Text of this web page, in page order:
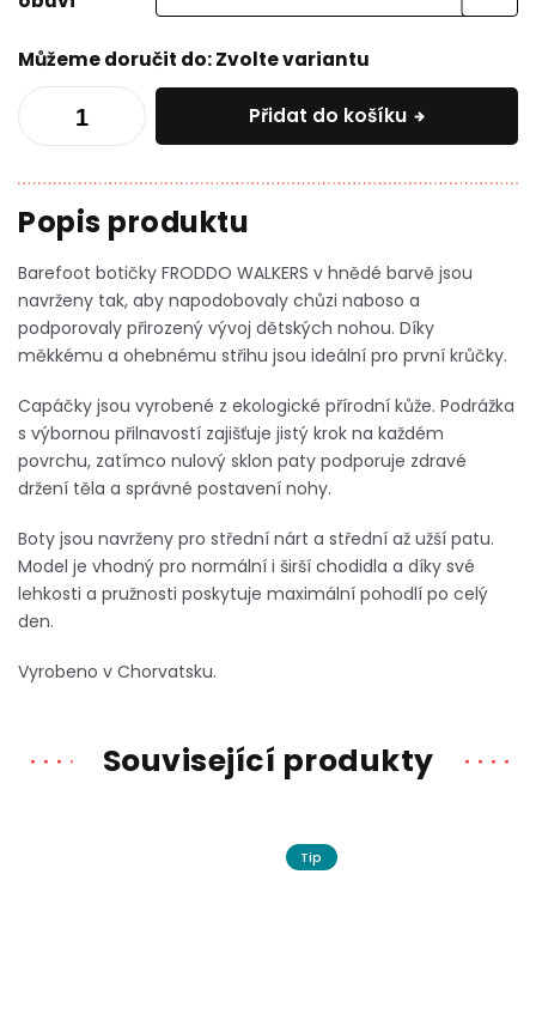
Můžeme doručit do:Zvolte variantu
Přidat do košíku
Barefoot botičky FRODDO WALKERS v hnědé barvě jsou
navrženy tak, aby napodobovaly chůzi naboso a
podporovaly přirozený vývoj dětských nohou. Díky
měkkému a ohebnému střihu jsou ideální pro první krůčky.
Capáčky jsou vyrobené z ekologické přírodní kůže. Podrážka
s výbornou přilnavostí zajišťuje jistý krok na každém
povrchu, zatímco nulový sklon paty podporuje zdravé
držení těla a správné postavení nohy.
Boty jsou navrženy pro střední nárt a střední až užší patu.
Model je vhodný pro normální i širší chodidla a díky své
lehkosti a pružnosti poskytuje maximální pohodlí po celý
den.
Vyrobeno v Chorvatsku.
Související produkty
Tip